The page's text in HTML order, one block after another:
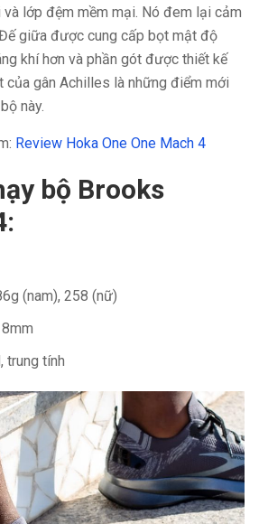
và lớp đệm mềm mại. Nó đem lại cảm
giữa được cung cấp bọt mật độ
khí hơn và phần gót được thiết kế
của gân Achilles là những điểm mới
này.
Review Hoka One One Mach 4
bộ Brooks
(nam), 258 (nữ)
trung tính